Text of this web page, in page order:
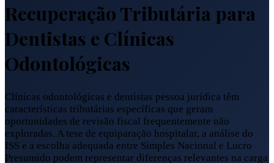
Recuperação Tributária para
Dentistas e Clínicas
Odontológicas
Clínicas odontológicas e dentistas pessoa jurídica têm
características tributárias específicas que geram
oportunidades de revisão fiscal frequentemente não
exploradas. A tese de equiparação hospitalar, a análise do
ISS e a escolha adequada entre Simples Nacional e Lucro
Presumido podem representar diferenças relevantes na carga